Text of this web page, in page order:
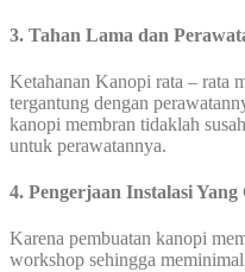
3. Tahan Lama dan
Ketahanan Kanopi rata – rata
tergantung dengan
kanopi membran tidaklah
untuk perawatannya.
4. Pengerjaan Instalasi Yang
Karena pembuatan kanopi
workshop sehingga